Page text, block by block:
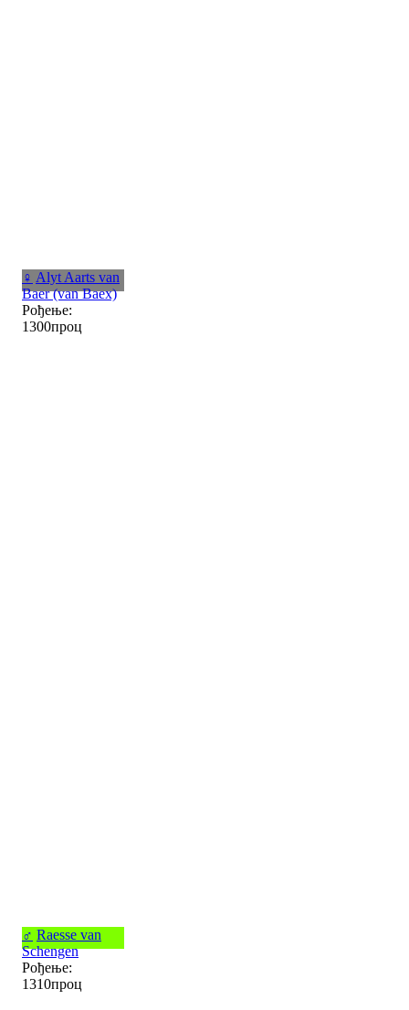
♀ Alyt Aarts van
Baer (van Baex)
Рођење:
1300проц
♂ Raesse van
Schengen
Рођење:
1310проц